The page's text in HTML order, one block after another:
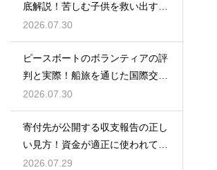
底解説！苦しむ子供を救い出すた
めの窓口
2026.07.30
ピースボートのボランティアの評
判と実際！船旅を通じた国際交流
のリアル
2026.07.30
寄付先が公開する収支報告の正し
い見方！資金が適正に使われてい
るかを見抜く
2026.07.29